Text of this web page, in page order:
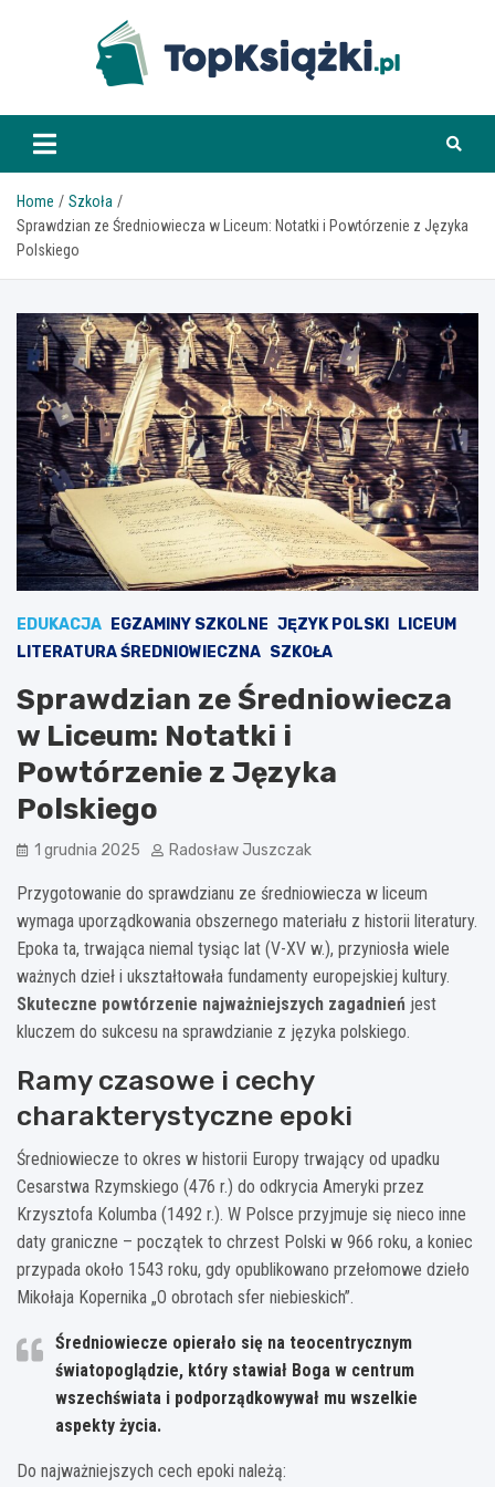
www.topksiazki.pl
Home
Szkoła
Sprawdzian ze Średniowiecza w Liceum: Notatki i Powtórzenie z Języka
Polskiego
EDUKACJA EGZAMINY SZKOLNE JĘZYK POLSKI
LICEUM
LITERATURA ŚREDNIOWIECZNA SZKOŁA
Sprawdzian ze Średniowiecza
w Liceum: Notatki i
Powtórzenie z Języka
Polskiego
1 grudnia 2025 Radosław Juszczak
Przygotowanie do sprawdzianu ze średniowiecza w liceum
wymaga uporządkowania obszernego materiału z historii literatury.
Epoka ta, trwająca niemal tysiąc lat (V-XV w.), przyniosła wiele
ważnych dzieł i ukształtowała fundamenty europejskiej kultury.
Skuteczne powtórzenie najważniejszych zagadnień jest
kluczem do sukcesu na sprawdzianie z języka polskiego.
Ramy czasowe i cechy
charakterystyczne epoki
Średniowiecze to okres w historii Europy trwający od upadku
Cesarstwa Rzymskiego (476 r.) do odkrycia Ameryki przez
Krzysztofa Kolumba (1492 r.). W Polsce przyjmuje się nieco inne
daty graniczne – początek to chrzest Polski w 966 roku, a koniec
przypada około 1543 roku, gdy opublikowano przełomowe dzieło
Mikołaja Kopernika „O obrotach sfer niebieskich”.
Średniowiecze opierało się na teocentrycznym
światopoglądzie, który stawiał Boga w centrum
wszechświata i podporządkowywał mu wszelkie
aspekty życia.
Do najważniejszych cech epoki należą: